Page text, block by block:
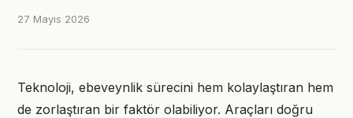
27 Mayıs 2026
Teknoloji, ebeveynlik sürecini hem kolaylaştıran hem
de zorlaştıran bir faktör olabiliyor. Araçları doğru